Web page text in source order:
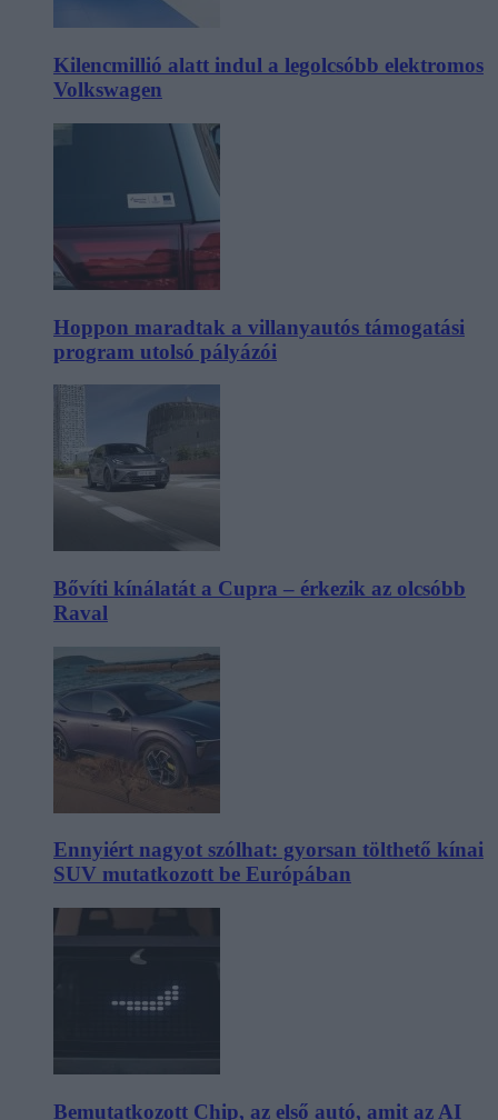
Kilencmillió alatt indul a legolcsóbb elektromos
Volkswagen
Hoppon maradtak a villanyautós támogatási
program utolsó pályázói
Bővíti kínálatát a Cupra – érkezik az olcsóbb
Raval
Ennyiért nagyot szólhat: gyorsan tölthető kínai
SUV mutatkozott be Európában
Bemutatkozott Chip, az első autó, amit az AI